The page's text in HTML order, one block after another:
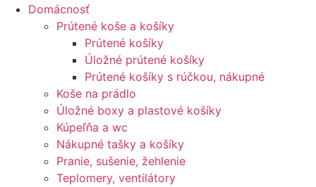
Domácnosť
Prútené koše a košíky
Prútené košíky
Úložné prútené košíky
Prútené košíky s rúčkou, nákupné
Koše na prádlo
Úložné boxy a plastové košíky
Kúpeľňa a wc
Nákupné tašky a košíky
Pranie, sušenie, žehlenie
Teplomery, ventilátory